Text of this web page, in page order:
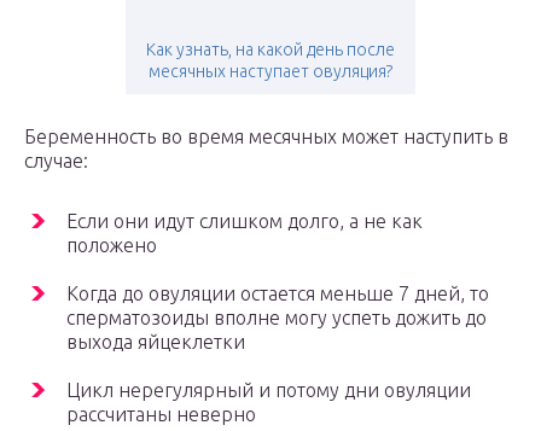
Как узнать, на какой день после
месячных наступает овуляция?
Беременность во время месячных может наступить в
случае:
Если они идут слишком долго, а не как
положено
Когда до овуляции остается меньше 7 дней, то
сперматозоиды вполне могу успеть дожить до
выхода яйцеклетки
Цикл нерегулярный и потому дни овуляции
рассчитаны неверно